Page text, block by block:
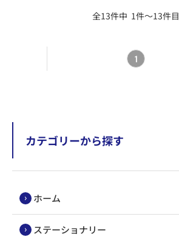
カテゴリーから探す
ホーム
ステーショナリー
全13件中 1件～13件目
1